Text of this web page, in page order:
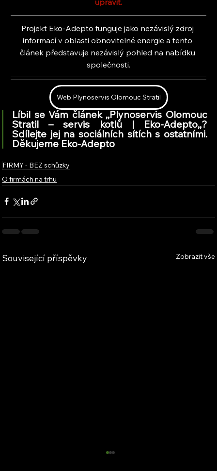
Projekt Eko-Adepto funguje jako nezávislý zdroj
informací v oblasti obnovitelné energie a tento
článek představuje nezávislý pohled na nabídku
společnosti.
Web Plynoservis Olomouc Stratil
Líbil se Vám článek ,,Plynoservis Olomouc
Stratil – servis kotlů | Eko-Adepto,,?
Sdílejte jej na sociálních sítích s ostatními.
Děkujeme Eko-Adepto
FIRMY - BEZ schůzky
O firmách na trhu
Související příspěvky Zobrazit vše